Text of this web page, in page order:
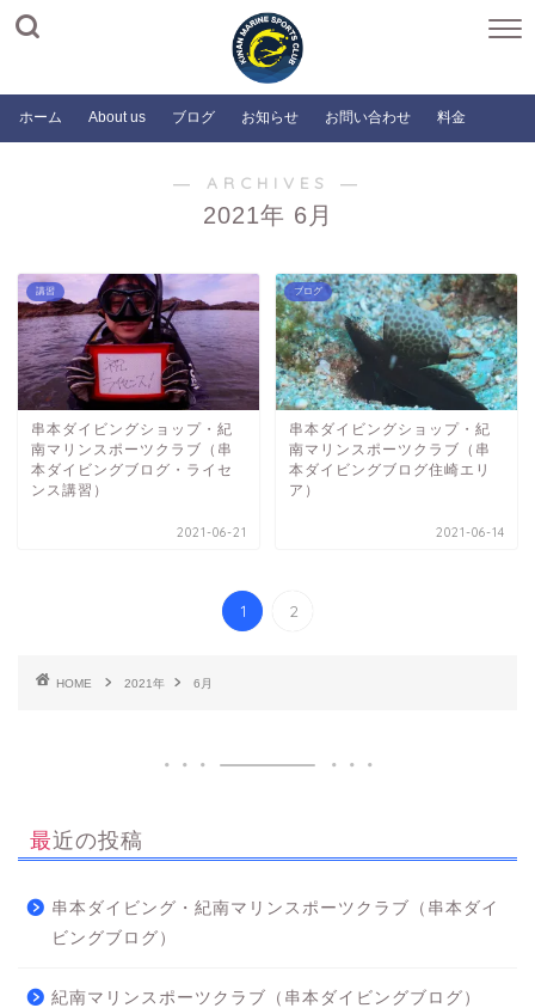
ホーム About us ブログ お知らせ お問い合わせ 料金
― ARCHIVES ―
2021年 6月
講習
串本ダイビングショップ・紀
南マリンスポーツクラブ（串
本ダイビングブログ・ライセ
ンス講習）
2021-06-21
ブログ
串本ダイビングショップ・紀
南マリンスポーツクラブ（串
本ダイビングブログ住崎エリ
ア）
2021-06-14
1 2
HOME 2021年 6月
最近の投稿
串本ダイビング・紀南マリンスポーツクラブ（串本ダイ
ビングブログ）
紀南マリンスポーツクラブ（串本ダイビングブログ）